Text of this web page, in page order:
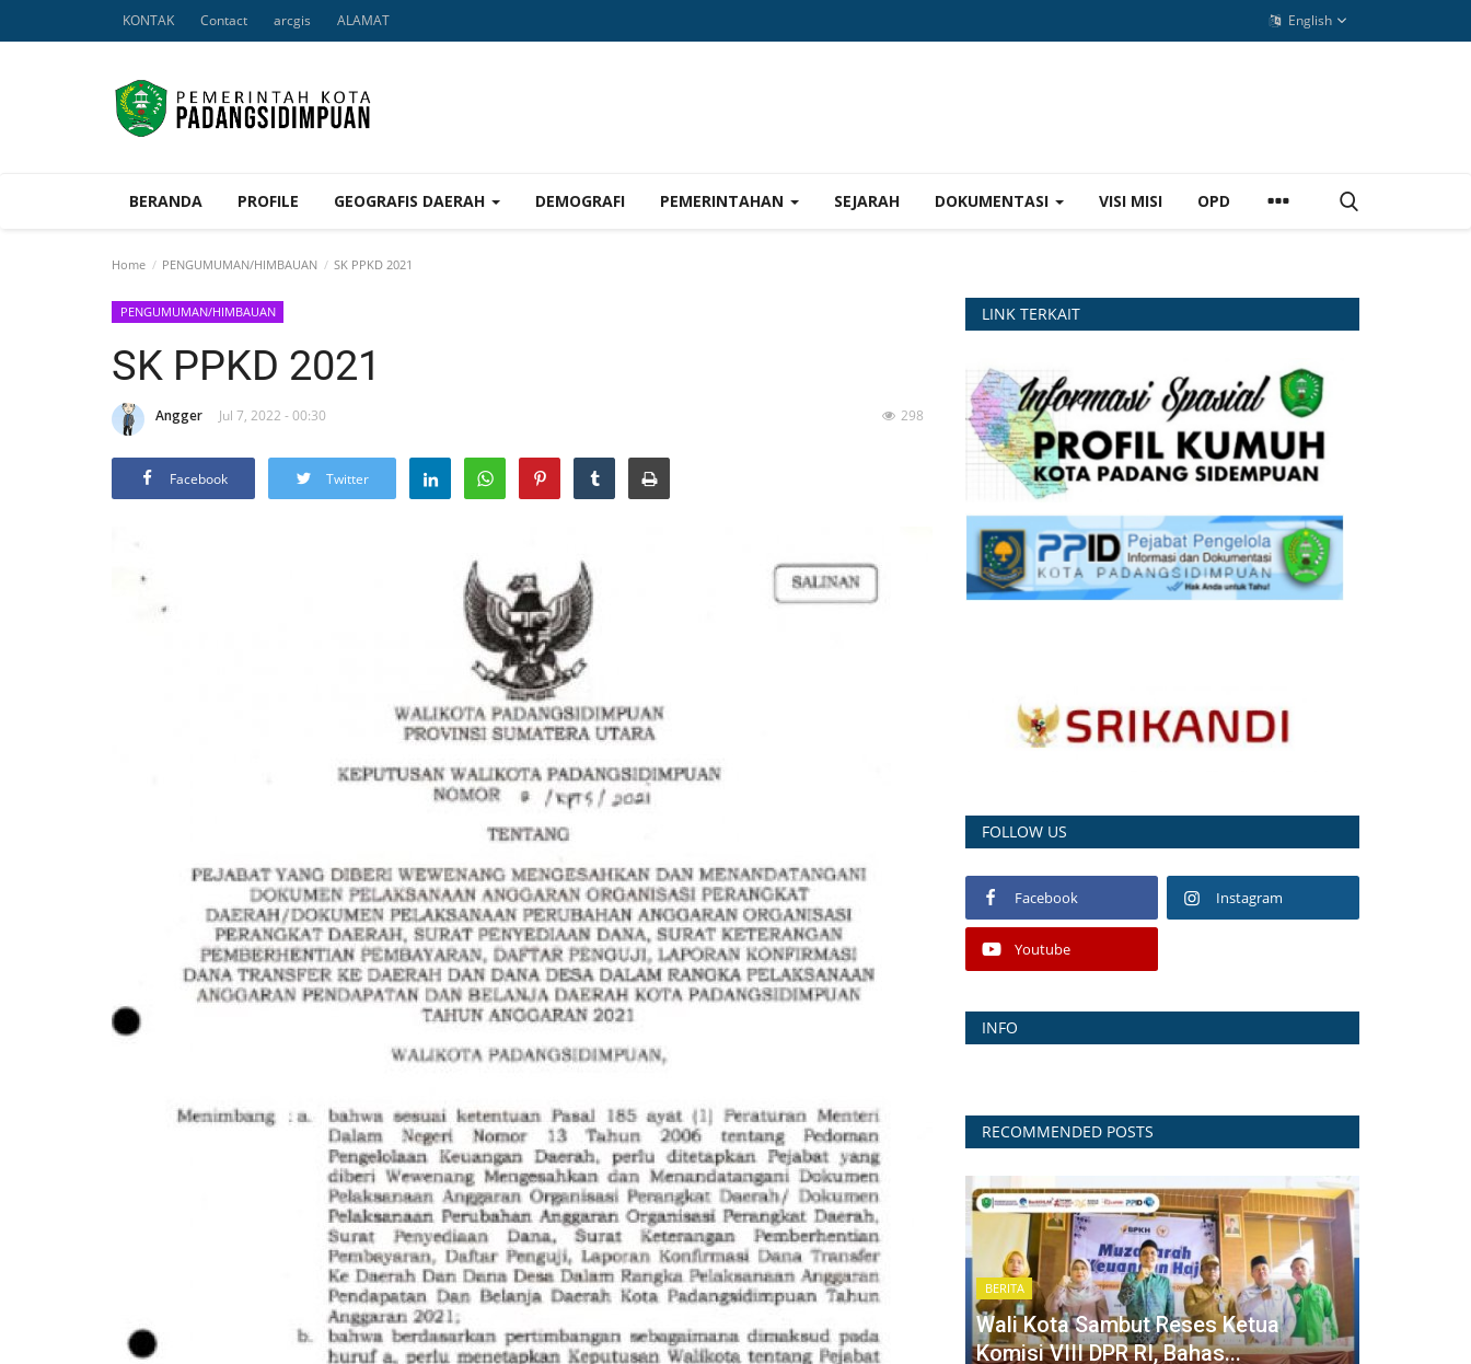
KONTAK Contact arcgis ALAMAT English
BERANDA PROFILE GEOGRAFIS DAERAH DEMOGRAFI PEMERINTAHAN SEJARAH DOKUMENTASI VISI MISI OPD
Home PENGUMUMAN/HIMBAUAN SK PPKD 2021
PENGUMUMAN/HIMBAUAN
SK PPKD 2021
Angger Jul 7, 2022 - 00:30 298
Facebook Twitter
LINK TERKAIT
FOLLOW US
Facebook Instagram
Youtube
INFO
RECOMMENDED POSTS
BERITA
Wali Kota Sambut Reses Ketua
Komisi VIII DPR RI, Bahas...